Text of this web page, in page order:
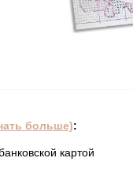
больше):
картой